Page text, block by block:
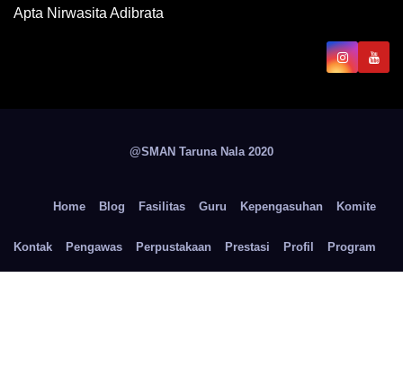
Apta Nirwasita Adibrata
@SMAN Taruna Nala 2020
Home Blog Fasilitas Guru Kepengasuhan Komite
Kontak Pengawas Perpustakaan Prestasi Profil Program